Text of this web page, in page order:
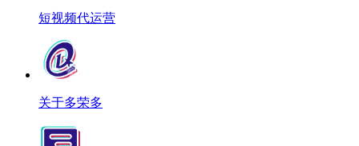
短视频代运营
关于多荣多